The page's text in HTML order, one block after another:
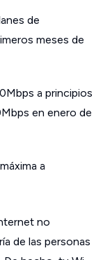
de
meses de
a principios
en enero de
a
no
de las personas